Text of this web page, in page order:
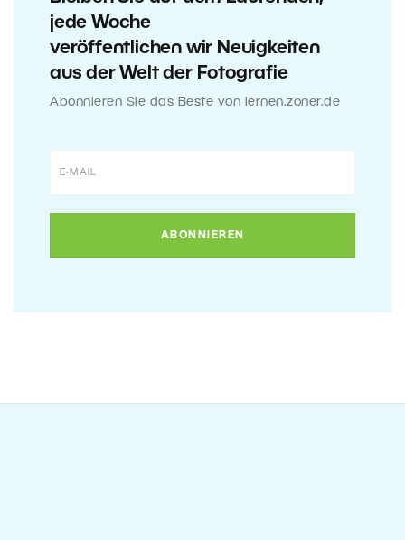
jede Woche
veröffentlichen wir Neuigkeiten
aus der Welt der Fotografie
Abonnieren Sie das Beste von lernen.zoner.de